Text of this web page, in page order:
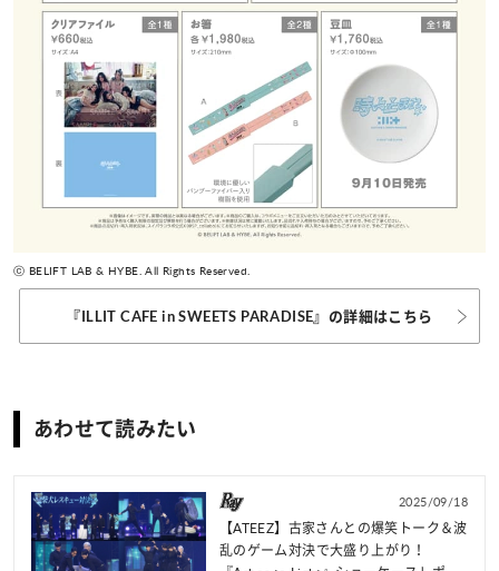
ⓒ BELIFT LAB & HYBE. All Rights Reserved.
『ILLIT CAFE in SWEETS PARADISE』の詳細はこちら
あわせて読みたい
2025/09/18
【ATEEZ】古家さんとの爆笑トーク＆波
乱のゲーム対決で大盛り上がり！